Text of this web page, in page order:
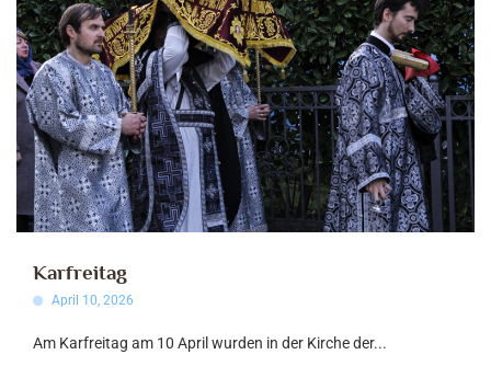
Karfreitag
April 10, 2026
Am Karfreitag am 10 April wurden in der Kirche der...